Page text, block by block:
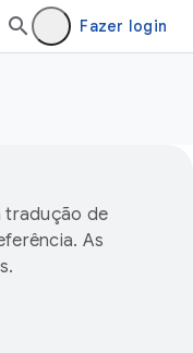
Fazer login
tradução de
As